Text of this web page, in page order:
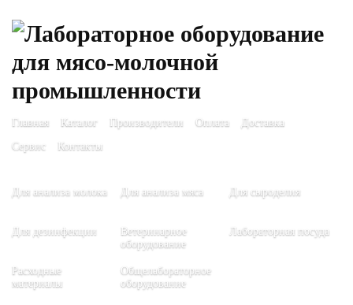
Главная Каталог Производители Оплата
Доставка
Сервис
Контакты
Для анализа молока Для анализа мяса Для сыроделия
Для дезинфекции
Ветеринарное
оборудование
Лабораторная посуда
Расходные
материалы
Общелабораторное
оборудование